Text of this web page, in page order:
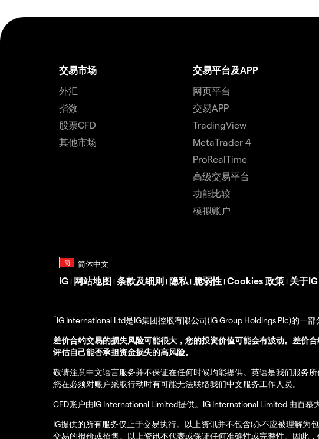
交易市场
外汇
指数
股票CFD
其他市场
交易平台及APP
网页平台
交易APP
TradingView
MetaTrader 4
ProRealTime
高级交易平台
功能比较
模拟账户
IG | 网站地图 | 条款及细则 | 隐私 | 脆弱性 | Cookies 政策 | 关于IG
^IG International Ltd是IG集团控股有限公司(IG Group Holdings Plc)的一
差价合约交易的损失风险可能很大，您的投资价值可能会有波动。差价
评估自己能否承担资金损失的高风险。
敬请注意中文语言服务并不保证在任何时候均能提供。英语是我们服务
您在必须对账户采取行动时有可能无法联络我们中文服务工作人员。
CFD账户由IG International Limited提供。IG International Limited 由百慕
IG提供的所有服务仅止于交易执行。以上资讯并不包含(亦不应被理解
交易的报价或招售。以上资讯不代表或保证任何准确性或完整性。因此